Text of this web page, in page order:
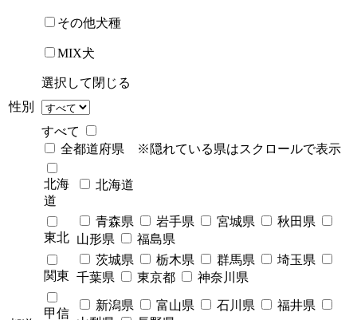
その他犬種
MIX犬
選択して閉じる
性別
すべて
全都道府県 ※隠れている県はスクロールで表示
北海
道
北海道
東北
青森県 岩手県 宮城県
秋田県
山形県
福島県
関東
茨城県 栃木県 群馬県
埼玉県
千葉県
東京都 神奈川県
甲信
新潟県 富山県 石川県
福井県